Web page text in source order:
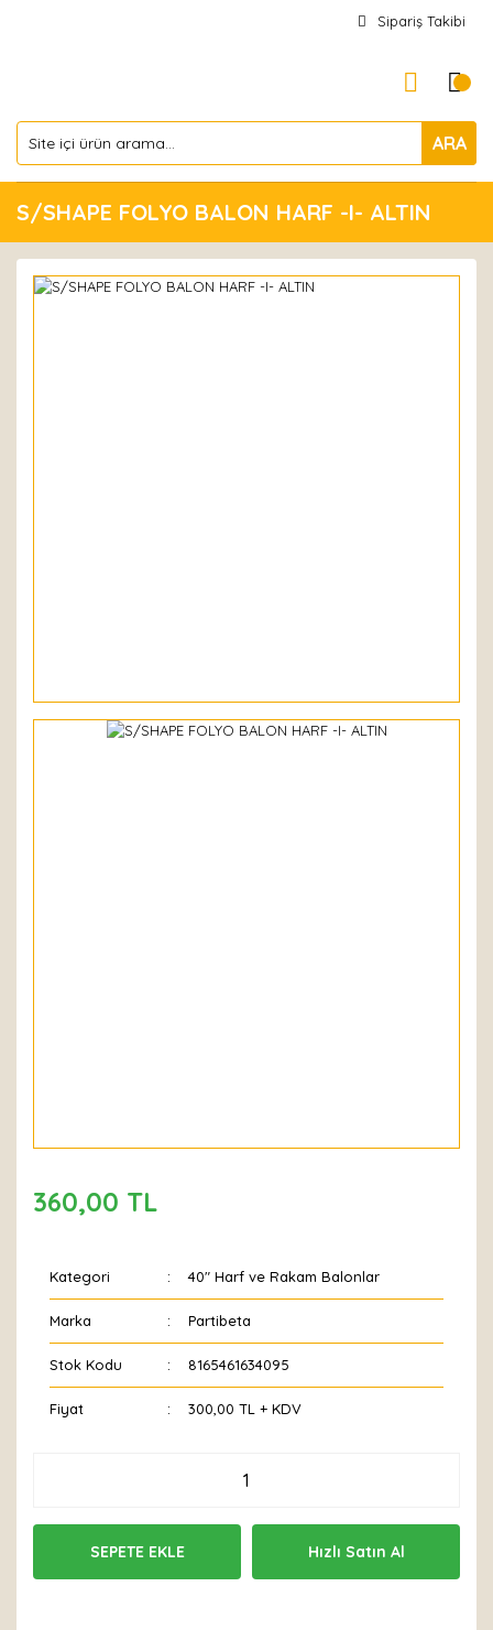
Sipariş Takibi
ARA
S/SHAPE FOLYO BALON HARF -I- ALTIN
360,00 TL
Kategori 40" Harf ve Rakam Balonlar
Marka Partibeta
Stok Kodu 8165461634095
Fiyat 300,00 TL + KDV
SEPETE EKLE Hızlı Satın Al